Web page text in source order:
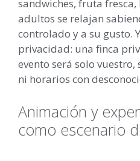
sandwiches, fruta
adultos se relajan
controlado y a su gusto.
privacidad: una finca
evento será solo
ni horarios con
Animación y
como escenario